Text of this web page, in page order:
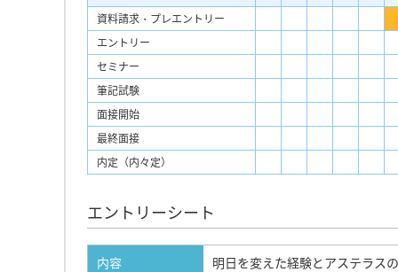
資料請求・プレエントリー
エントリー
セミナー
筆記試験
面接開始
最終面接
内定（内々定）
エントリーシート
内容
明日を変えた経験とアステラスの